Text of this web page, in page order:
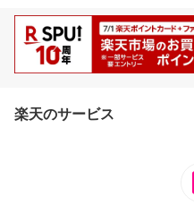
楽天のサービス